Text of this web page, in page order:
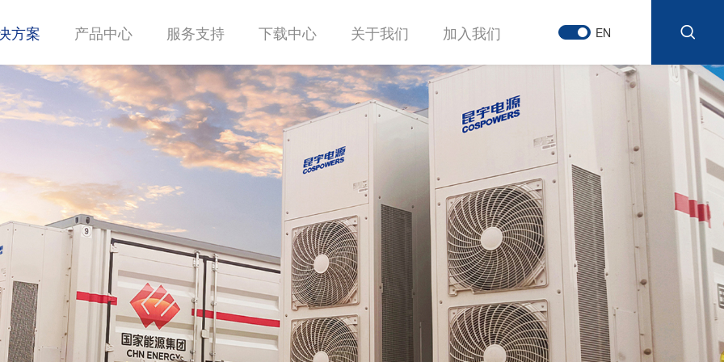
方案 产品中心 服务支持 下载中心 关于我们 加入我们 EN